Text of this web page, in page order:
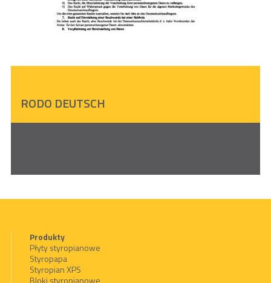
RODO DEUTSCH
Produkty
Płyty styropianowe
Styropapa
Styropian XPS
Bloki styropianowe